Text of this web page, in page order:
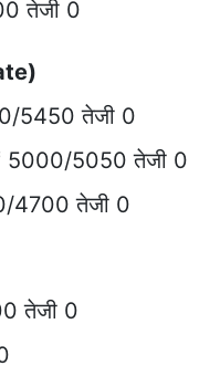
तेजी 0
5450 तेजी 0
5000/5050 तेजी 0
4700 तेजी 0
तेजी 0